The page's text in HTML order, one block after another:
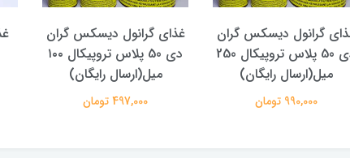
گرانول دیسکس گران
دی 50 پلاس تروپیکال 250
میل(ارسال رایگان)
990,000 تومان
غذای گرانول دیسکس گران
دی 50 پلاس تروپیکال ۱۰۰
میل(ارسال رایگان)
497,000 تومان